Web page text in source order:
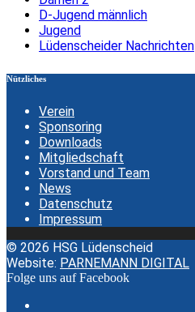
D-Jugend männlich
Jugend
Lüdenscheider Nachrichten
Nützliches
Verein
Sponsoring
Downloads
Mitgliedschaft
Vorstand und Team
News
Datenschutz
Impressum
© 2026 HSG Lüdenscheid
Website: PARNEMANN DIGITAL
Folge uns auf Facebook